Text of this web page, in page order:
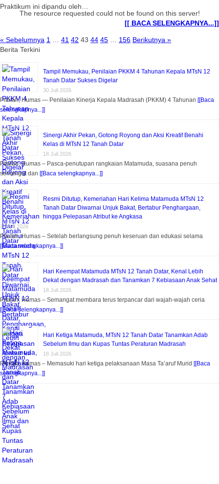
Praktikum ini dipandu oleh…
[[ BACA SELENGKAPNYA...]]
« Sebelumnya 1 41 42 43 44 45 156 Berikutnya »
Berita Terkini
Tampil Memukau, Penilaian PKKM 4 Tahunan Kepala MTsN 12
Tanah Datar Sukses Digelar
30 Juli 2026
Pitalah, Humas — Penilaian Kinerja Kepala Madrasah (PKKM) 4 Tahunan [[Baca
selengkapnya...]]
Sinergi Akhir Pekan, Gotong Royong dan Aksi Kreatif Benahi
Kelas di MTsN 12 Tanah Datar
18 Juli 2026
Pitalah, Humas – Pasca-penutupan rangkaian Matamuda, suasana penuh
semangat dan [[Baca selengkapnya...]]
Resmi Ditutup, Kemeriahan Hari Kelima Matamuda MTsN 12
Tanah Datar Diwarnai Unjuk Bakat, Bertabur Penghargaan,
hingga Pelepasan Atribut ke Angkasa
18 Juli 2026
Pitalah, Humas – Setelah berlangsung penuh keseruan dan edukasi selama
[[Baca selengkapnya...]]
Hari Keempat Matamuda MTsN 12 Tanah Datar, Kenal Lebih
Dekat dengan Madrasah dan Tanamkan 7 Kebiasaan Anak Sehat
18 Juli 2026
Pitalah, Humas – Semangat membara terus terpancar dari wajah-wajah ceria
[[Baca selengkapnya...]]
Hari Ketiga Matamuda, MTsN 12 Tanah Datar Tanamkan Adab
Sebelum Ilmu dan Kupas Tuntas Peraturan Madrasah
18 Juli 2026
Pitalah, Humas – Memasuki hari ketiga pelaksanaan Masa Ta’aruf Murid [[Baca
selengkapnya...]]
The resource requested could not be found on this server!